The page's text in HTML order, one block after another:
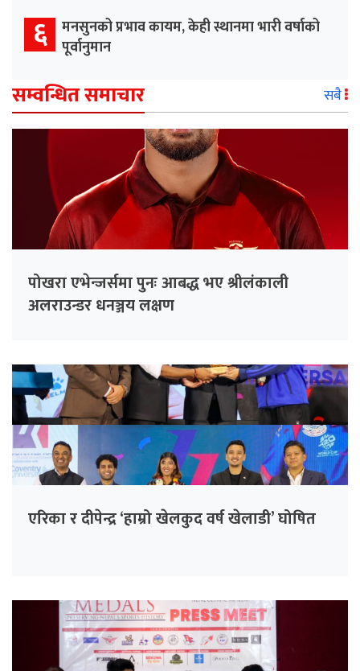
६ मनसुनको प्रभाव कायम, केही स्थानमा भारी वर्षाको
पूर्वानुमान
सम्वन्धित समाचार सबै
पोखरा एभेन्जर्समा पुनः आबद्ध भए श्रीलंकाली
अलराउन्डर धनञ्जय लक्षण
एरिका र दीपेन्द्र ‘हाम्रो खेलकुद वर्ष खेलाडी’ घोषित